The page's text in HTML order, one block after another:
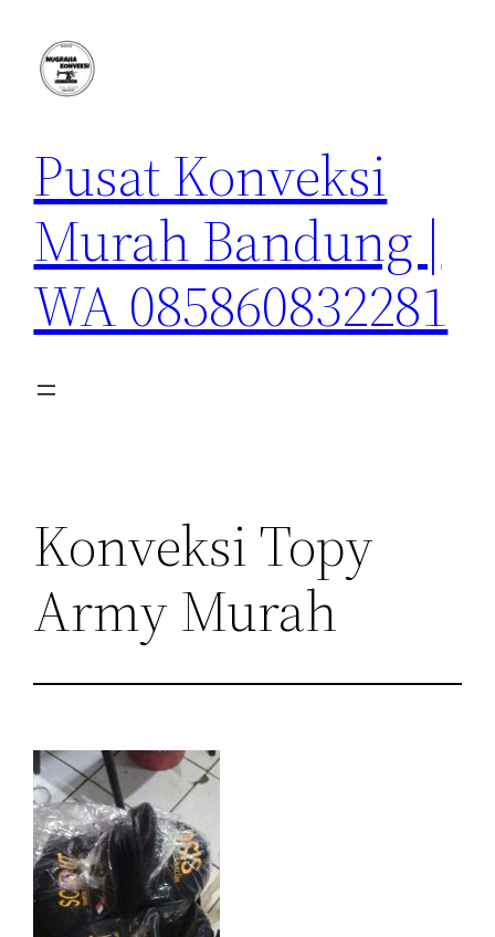
konten
Pusat Konveksi
Murah Bandung |
WA 085860832281
Konveksi Topy
Army Murah